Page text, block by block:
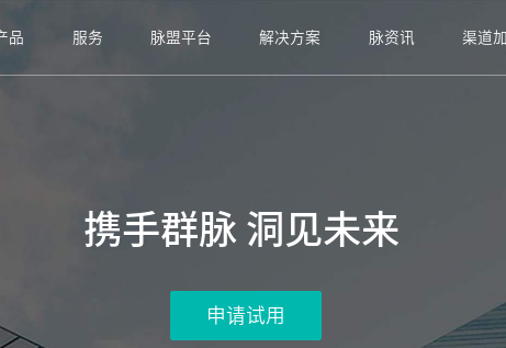
品 服务 脉盟平台 解决方案 脉资讯 渠道
携手群脉 洞见未来
申请试用